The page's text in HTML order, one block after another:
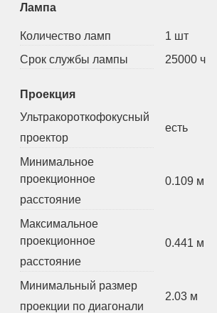
Лампа
Количество ламп
1 шт
Срок службы лампы
25000 ч
Проекция
Ультракороткофокусный
проектор
есть
Минимальное
проекционное
расстояние
0.109 м
Максимальное
проекционное
расстояние
0.441 м
Минимальный размер
проекции по диагонали
2.03 м